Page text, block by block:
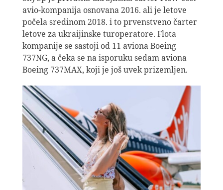
avio-kompanija osnovana 2016. ali je letove
počela sredinom 2018. i to prvenstveno čarter
letove za ukraijinske turoperatore. Flota
kompanije se sastoji od 11 aviona Boeing
737NG, a čeka se na isporuku sedam aviona
Boeing 737MAX, koji je još uvek prizemljen.